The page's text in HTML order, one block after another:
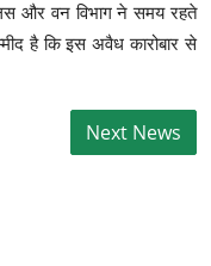
और वन विभाग ने समय रहते
है कि इस अवैध कारोबार से